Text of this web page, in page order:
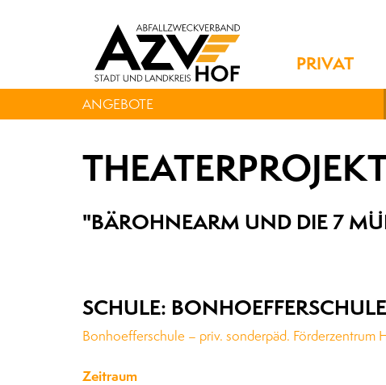
PRIVAT
ANGEBOTE
"BÄROHNEARM UND DIE 7
SCHULE:
Bonhoefferschule – priv. sonderpäd. Förderzentrum
Zeitraum